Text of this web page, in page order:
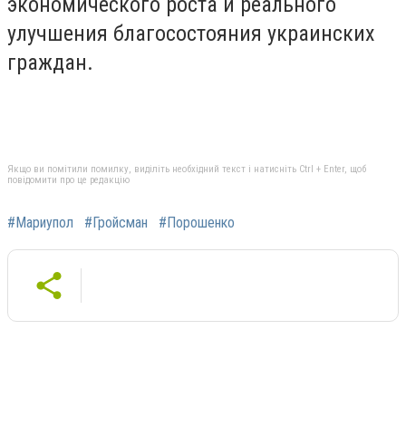
улучшения благосостояния украинских
граждан.
Якщо ви помітили помилку, виділіть необхідний текст і натисніть Ctrl + Enter, щоб
повідомити про це редакцію
#Мариупол #Гройсман #Порошенко